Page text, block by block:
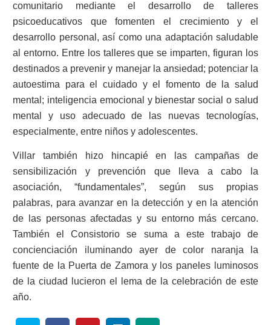
comunitario mediante el desarrollo de talleres
psicoeducativos que fomenten el crecimiento y el
desarrollo personal, así como una adaptación saludable
al entorno. Entre los talleres que se imparten, figuran los
destinados a prevenir y manejar la ansiedad; potenciar la
autoestima para el cuidado y el fomento de la salud
mental; inteligencia emocional y bienestar social o salud
mental y uso adecuado de las nuevas tecnologías,
especialmente, entre niños y adolescentes.
Villar también hizo hincapié en las campañas de
sensibilización y prevención que lleva a cabo la
asociación, “fundamentales”, según sus propias
palabras, para avanzar en la detección y en la atención
de las personas afectadas y su entorno más cercano.
También el Consistorio se suma a este trabajo de
concienciación iluminando ayer de color naranja la
fuente de la Puerta de Zamora y los paneles luminosos
de la ciudad lucieron el lema de la celebración de este
año.